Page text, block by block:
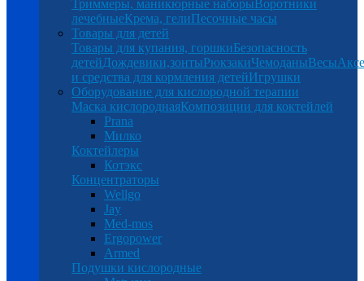
Триммеры, маникюрные наборыВоротники
лечебныеКрема, гелиПесочные часы
Товары для детей
Товары для купания, горшкиБезопасность
детейДождевики,зонтыРюкзакиЧемоданыВесы
и средства для кормления детейИгрушки
Оборудование для кислородной терапии
Маска кислороднаяКомпозиции для коктейлей
Prana
Милко
Коктейлеры
Котэкс
Концентраторы
Wellgo
Jay
Med-mos
Ergopower
Armed
Подушки кислородные